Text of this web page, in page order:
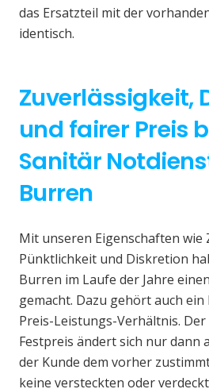
das Ersatzteil mit der
identisch.
Zuverlässigkeit,
und fairer Preis
Sanitär
Burren
Mit unseren Eigenschaften wie
Pünktlichkeit und Diskretion
Burren im Laufe der Jahre
gemacht. Dazu gehört auch
Preis-Leistungs-Verhältnis.
Festpreis ändert sich nur dann
der Kunde dem vorher
keine versteckten oder